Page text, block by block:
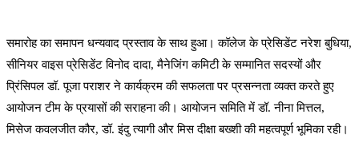
समारोह का समापन धन्यवाद प्रस्ताव के साथ हुआ। कॉलेज के प्रेसिडेंट नरेश बुधिया,
सीनियर वाइस प्रेसिडेंट विनोद दादा, मैनेजिंग कमिटी के सम्मानित सदस्यों और
प्रिंसिपल डॉ. पूजा पराशर ने कार्यक्रम की सफलता पर प्रसन्नता व्यक्त करते हुए
आयोजन टीम के प्रयासों की सराहना की। आयोजन समिति में डॉ. नीना मित्तल,
मिसेज कवलजीत कौर, डॉ. इंदु त्यागी और मिस दीक्षा बख्शी की महत्वपूर्ण भूमिका रही।